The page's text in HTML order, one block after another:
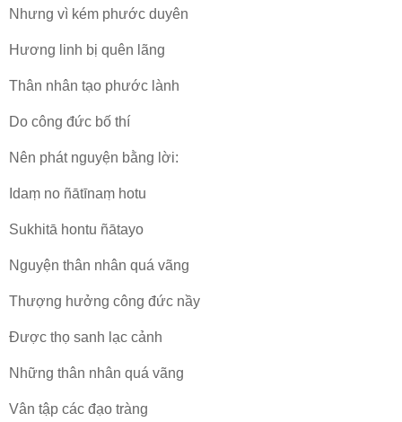
Nhưng vì kém phước duyên
Hương linh bị quên lãng
Thân nhân tạo phước lành
Do công đức bố thí
Nên phát nguyện bằng lời:
Idaṃ no ñātīnaṃ hotu
Sukhitā hontu ñātayo
Nguyện thân nhân quá vãng
Thượng hưởng công đức nầy
Ðược thọ sanh lạc cảnh
Những thân nhân quá vãng
Vân tập các đạo tràng